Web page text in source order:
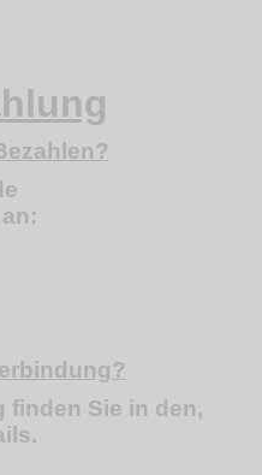
finden Sie in den,